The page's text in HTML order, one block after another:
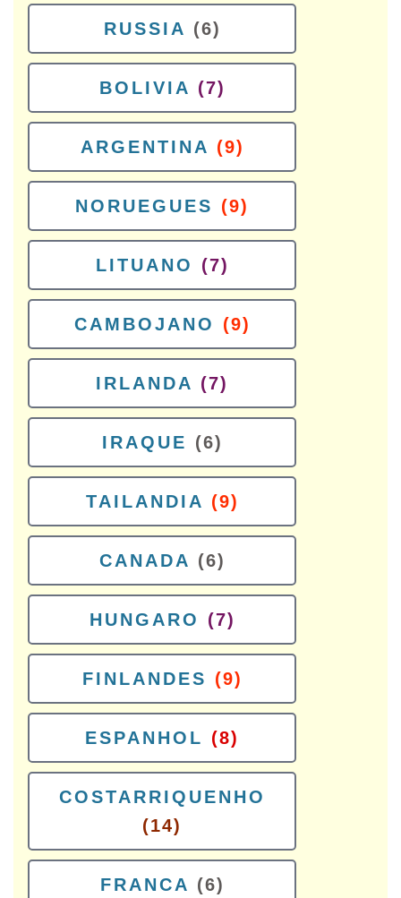
RUSSIA (6)
BOLIVIA (7)
ARGENTINA (9)
NORUEGUES (9)
LITUANO (7)
CAMBOJANO (9)
IRLANDA (7)
IRAQUE (6)
TAILANDIA (9)
CANADA (6)
HUNGARO (7)
FINLANDES (9)
ESPANHOL (8)
COSTARRIQUENHO
(14)
FRANCA (6)